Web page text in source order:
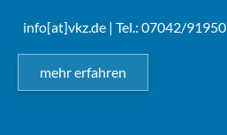
info[at]vkz.de | Tel.: 07042/91950
mehr erfahren